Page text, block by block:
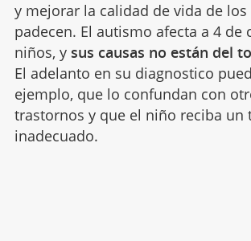
y mejorar la calidad de vida de
padecen. El autismo afecta a 4 de
niños, y sus causas no están del
El adelanto en su diagnostico
ejemplo, que lo confundan con
trastornos y que el niño reciba un
inadecuado.